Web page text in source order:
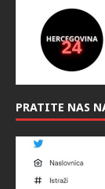
PRATITE NAS
PRATITE NAS